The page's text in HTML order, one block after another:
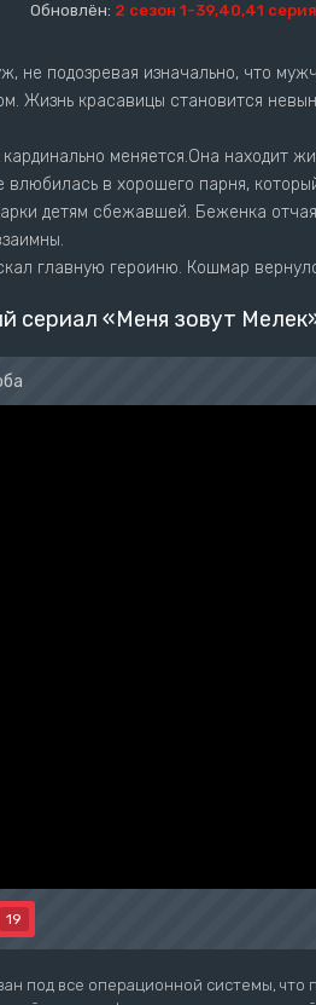
Обновлён: 2 сезон 1-39,40,41
не подозревая изначально, что
Жизнь красавицы становится
меняется.Она находит
в хорошего парня,
детям сбежавшей. Беженка
главную героиню. Кошмар
сериал «Меня зовут
19
под все операционной системы, что